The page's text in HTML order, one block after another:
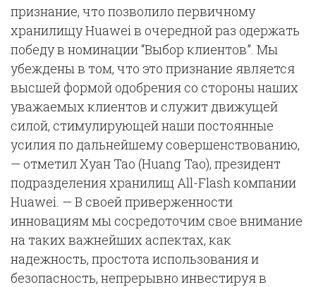
признание, что позволило первичному
хранилищу Huawei в очередной раз одержать
победу в номинации “Выбор клиентов”. Мы
убеждены в том, что это признание является
высшей формой одобрения со стороны наших
уважаемых клиентов и служит движущей
силой, стимулирующей наши постоянные
усилия по дальнейшему совершенствованию,
— отметил Хуан Тао (Huang Tao), президент
подразделения хранилищ All-Flash компании
Huawei. — В своей приверженности
инновациям мы сосредоточим свое внимание
на таких важнейших аспектах, как
надежность, простота использования и
безопасность, непрерывно инвестируя в